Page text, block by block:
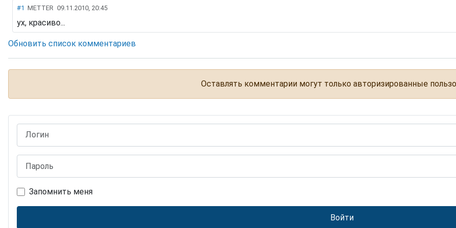
#1 METTER 09.11.2010, 20:45
ух, красиво...
Обновить список комментариев
Оставлять комментарии могут только авторизированные
Логин
Запомнить меня
Войти